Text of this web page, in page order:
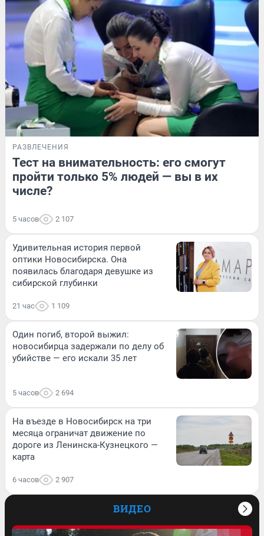
РАЗВЛЕЧЕНИЯ
Тест на внимательность: его смогут
пройти только 5% людей — вы в их
числе?
5 часов 2 107
Удивительная история первой
оптики Новосибирска. Она
появилась благодаря девушке из
сибирской глубинки
21 час 1 109
Один погиб, второй выжил:
новосибирца задержали по делу об
убийстве — его искали 35 лет
5 часов 2 694
На въезде в Новосибирск на три
месяца ограничат движение по
дороге из Ленинска-Кузнецкого —
карта
6 часов 2 907
ВИДЕО